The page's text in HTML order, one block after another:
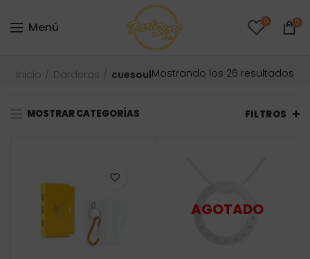
Menú 0 0
Inicio Darderas cuesoulMostrando los 26 resultados
MOSTRAR CATEGORÍAS FILTROS